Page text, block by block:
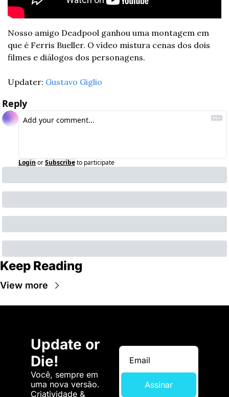
Nosso amigo Deadpool ganhou uma montagem em
que é Ferris Bueller. O vídeo mistura cenas dos dois
filmes e diálogos dos personagens.
Updater: Gustavo Giglio
Reply
Login orSubscribeto participate
Keep Reading
View more
Update or
Die!
Você, sempre em
uma nova versão.
Criatividade &
Assinar